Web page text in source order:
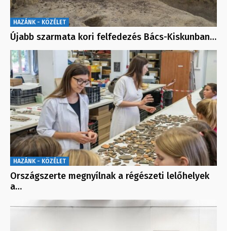
HAZÁNK - KÖZÉLET
Újabb szarmata kori felfedezés Bács-Kiskunban…
HAZÁNK - KÖZÉLET
Országszerte megnyílnak a régészeti lelőhelyek
a…